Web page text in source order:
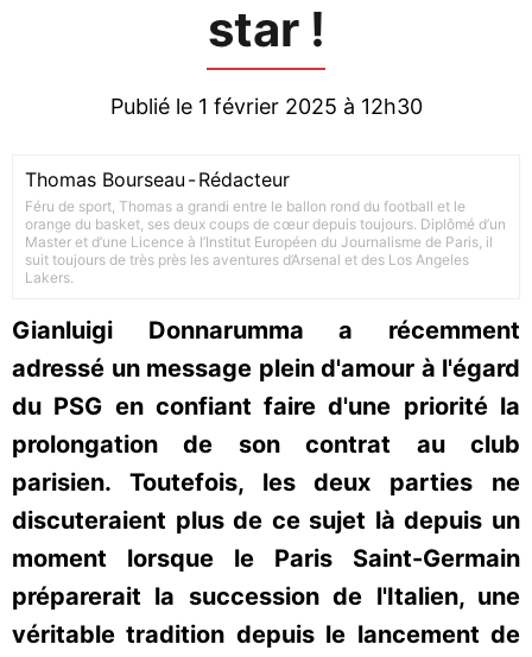
star !
Publié le 1 février 2025 à 12h30
Thomas Bourseau -Rédacteur
Féru de sport, Thomas a grandi entre le ballon rond du football et le
orange du basket, ses deux coups de cœur depuis toujours. Diplômé d’un
Master et d’une Licence à l’Institut Européen du Journalisme de Paris, il
suit toujours de très près les aventures d’Arsenal et des Los Angeles
Lakers.
Gianluigi Donnarumma a récemment
adressé un message plein d'amour à l'égard
du PSG en confiant faire d'une priorité la
prolongation de son contrat au club
parisien. Toutefois, les deux parties ne
discuteraient plus de ce sujet là depuis un
moment lorsque le Paris Saint-Germain
préparerait la succession de l'Italien, une
véritable tradition depuis le lancement de